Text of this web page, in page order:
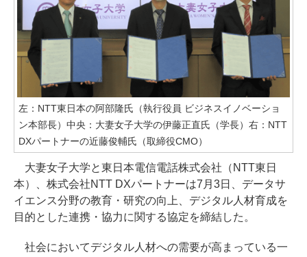
左：NTT東日本の阿部隆氏（執行役員 ビジネスイノベーショ
ン本部長）中央：大妻女子大学の伊藤正直氏（学長）右：NTT
DXパートナーの近藤俊輔氏（取締役CMO）
大妻女子大学と東日本電信電話株式会社（NTT東日
本）、株式会社NTT DXパートナーは7月3日、データサ
イエンス分野の教育・研究の向上、デジタル人材育成を
目的とした連携・協力に関する協定を締結した。
社会においてデジタル人材への需要が高まっている一